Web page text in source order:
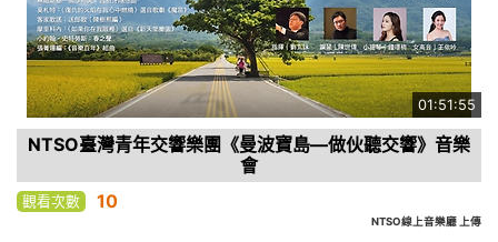
01:51:55
NTSO臺灣青年交響樂團《曼波寶島—做伙聽交響》音樂
會
觀看次數 10
NTSO線上音樂廳 上傳